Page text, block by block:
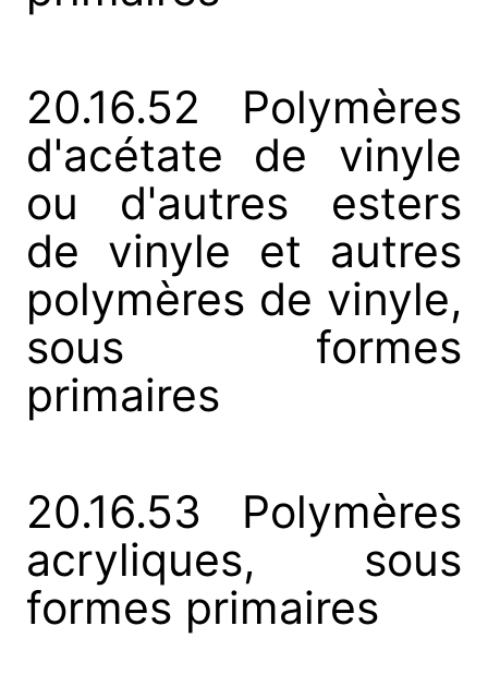
20.16.52 Polymères
d'acétate de vinyle
ou d'autres esters
de vinyle et autres
polymères de vinyle,
sous formes
primaires
20.16.53 Polymères
acryliques, sous
formes primaires